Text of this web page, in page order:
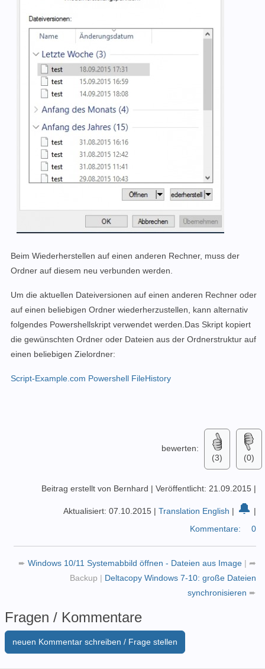
Beim Wiederherstellen auf einen anderen Rechner, muss der
Ordner auf diesem neu verbunden werden.
Um die aktuellen Dateiversionen auf einen anderen Rechner oder
auf einen beliebigen Ordner wiederherzustellen, kann alternativ
folgendes Powershellskript verwendet werden.Das Skript kopiert
die gewünschten Ordner oder Dateien aus der Ordnerstruktur auf
einen beliebigen Zielordner:
Script-Example.com Powershell FileHistory
bewerten:
(3)
(0)
Beitrag erstellt von Bernhard | Veröffentlicht: 21.09.2015 |
Aktualisiert: 07.10.2015 | Translation English | 🔔 |
Kommentare:
0
➨ Windows 10/11 Systemabbild öffnen - Dateien aus Image | ➦
Backup | Deltacopy Windows 7-10: große Dateien
synchronisieren ➨
Fragen / Kommentare
neuen Kommentar schreiben / Frage stellen